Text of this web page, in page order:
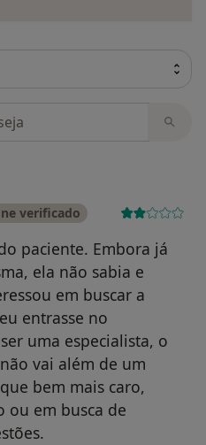
verificado
paciente. Embora já
ela não sabia e
em buscar a
entrasse no
uma especialista, o
vai além de um
bem mais caro,
ou em busca de